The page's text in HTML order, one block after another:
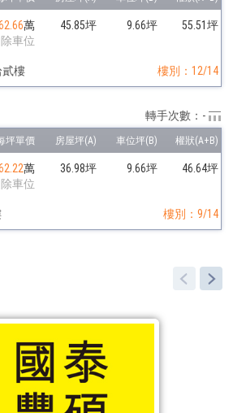
萬
車位
45.85坪 9.66坪 55.51坪
貳樓 樓別：12/14
萬
車位
36.98坪 9.66坪 46.64坪
樓別：9/14
轉手次數：-